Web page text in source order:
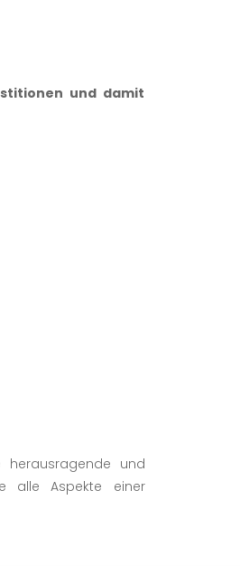
und damit
herausragende und
alle Aspekte einer